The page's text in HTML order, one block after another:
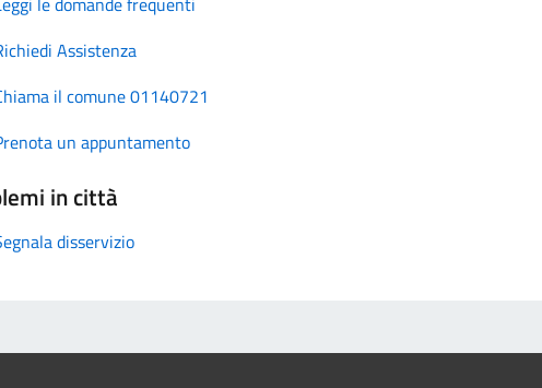
Assistenza
il comune 01140721
un appuntamento
in città
disservizio